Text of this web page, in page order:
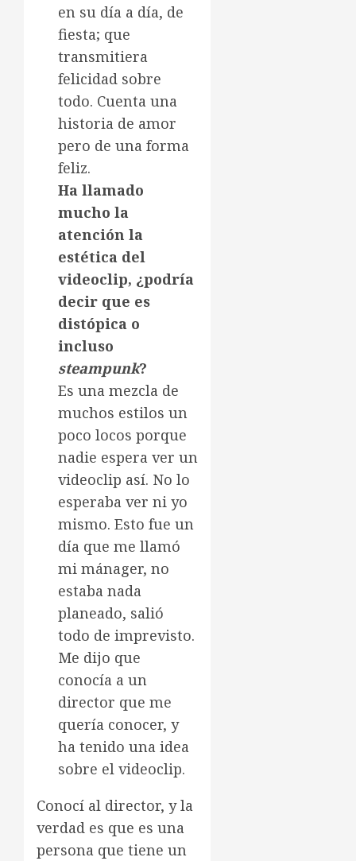
en su día a día, de
fiesta; que
transmitiera
felicidad sobre
todo. Cuenta una
historia de amor
pero de una forma
feliz.
Ha llamado
mucho la
atención la
estética del
videoclip, ¿podría
decir que es
distópica o
incluso
steampunk?
Es una mezcla de
muchos estilos un
poco locos porque
nadie espera ver un
videoclip así. No lo
esperaba ver ni yo
mismo. Esto fue un
día que me llamó
mi mánager, no
estaba nada
planeado, salió
todo de imprevisto.
Me dijo que
conocía a un
director que me
quería conocer, y
ha tenido una idea
sobre el videoclip.
Conocí al director, y la
verdad es que es una
persona que tiene un